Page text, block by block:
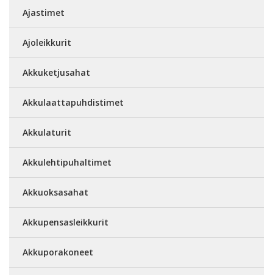
Ajastimet
Ajoleikkurit
Akkuketjusahat
Akkulaattapuhdistimet
Akkulaturit
Akkulehtipuhaltimet
Akkuoksasahat
Akkupensasleikkurit
Akkuporakoneet